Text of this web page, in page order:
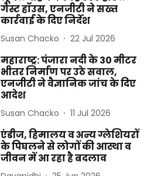
गेस्ट हॉउस, एनजीटी ने सख्त
कार्रवाई के दिए निर्देश
Susan Chacko 22 Jul 2026
महाराष्ट्र: पंजारा नदी के 30 मीटर
भीतर निर्माण पर उठे सवाल,
एनजीटी ने वैज्ञानिक जांच के दिए
आदेश
Susan Chacko 11 Jul 2026
एंडीज, हिमालय व अन्य ग्लेशियरों
के पिघलने से लोगों की आस्था व
जीवन में आ रहा है बदलाव